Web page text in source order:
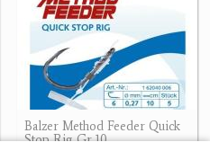
Balzer Method Feeder Quick